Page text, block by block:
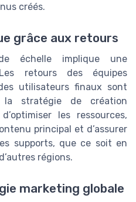
créés.
grâce aux retours
échelle implique une
retours des équipes
utilisateurs finaux sont
la stratégie de création
les ressources,
principal et d’assurer
supports, que ce soit en
régions.
marketing globale